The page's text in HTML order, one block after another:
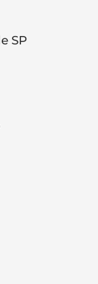
SP